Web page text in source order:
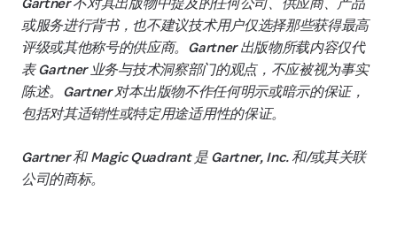
或服务进行背书，也不建议技术用户仅选择那些获得最高
评级或其他称号的供应商。Gartner 出版物所载内容仅代
表 Gartner 业务与技术洞察部门的观点，不应被视为事实
陈述。Gartner 对本出版物不作任何明示或暗示的保证，
包括对其适销性或特定用途适用性的保证。
Gartner 和 Magic Quadrant 是 Gartner, Inc. 和/或其关联
公司的商标。